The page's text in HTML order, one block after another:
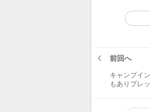
前回へ
キャンプイ
もありプレ